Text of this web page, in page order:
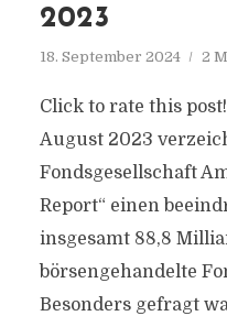
2023
18. September 2024 2
Click to rate this
August 2023
Fondsgesellschaft
Report“ einen
insgesamt 88,8
börsengehandelte
Besonders gefragt